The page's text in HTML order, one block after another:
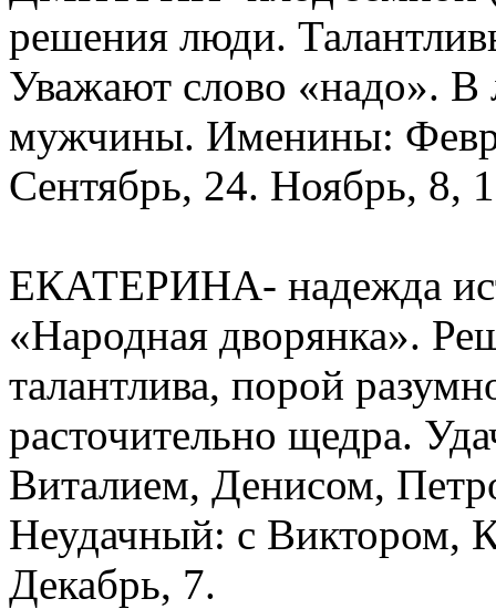
решения люди.
Уважают слово «надо». В
мужчины. Именины:
Сентябрь, 24. Ноябрь, 8,
ЕКАТЕРИНА- надежда
«Народная дворянка».
талантлива, порой
расточительно щедра.
Виталием, Денисом,
Неудачный: с Виктором,
Декабрь, 7.